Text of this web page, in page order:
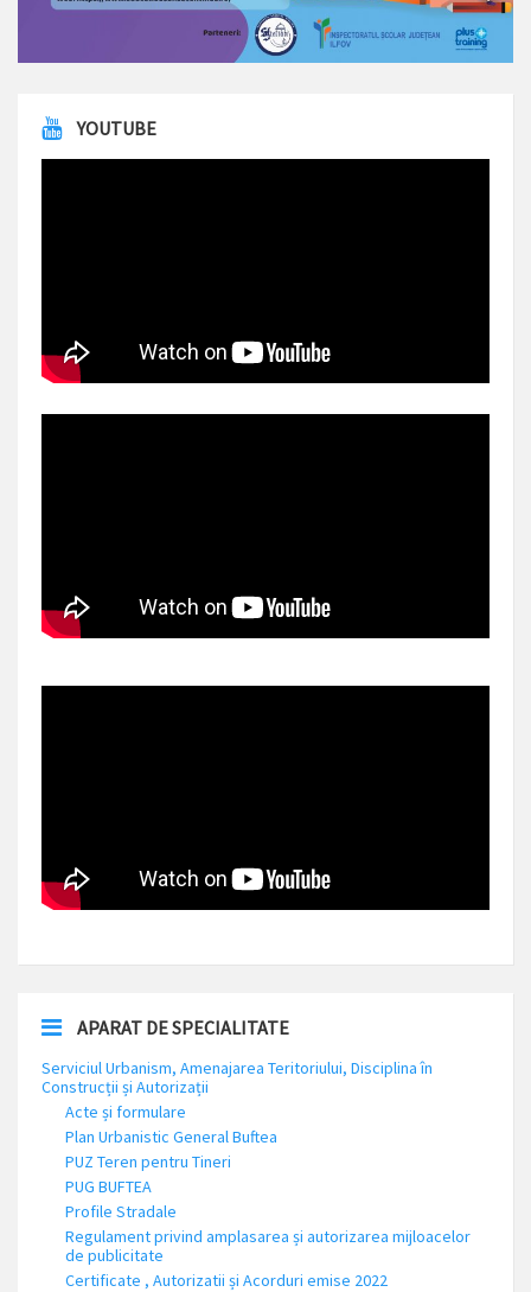
YOUTUBE
APARAT DE SPECIALITATE
Serviciul Urbanism, Amenajarea Teritoriului, Disciplina în
Construcții și Autorizații
Acte și formulare
Plan Urbanistic General Buftea
PUZ Teren pentru Tineri
PUG BUFTEA
Profile Stradale
Regulament privind amplasarea și autorizarea mijloacelor
de publicitate
Certificate , Autorizatii și Acorduri emise 2022